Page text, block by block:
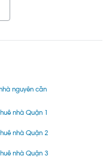
nguyên căn
nhà Quận 1
nhà Quận 2
nhà Quận 3